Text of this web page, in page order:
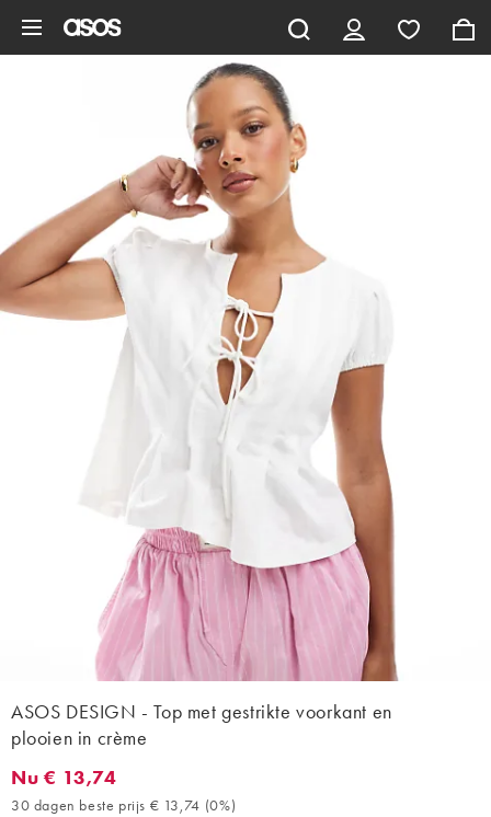
ASOS DESIGN - Top met gestrikte voorkant en
plooien in crème
Nu € 13,74. 30 dagen beste prijs € 13,74 (0%). Was € 24,99. (-
Nu € 13,74
30 dagen beste prijs € 13,74 (0%)